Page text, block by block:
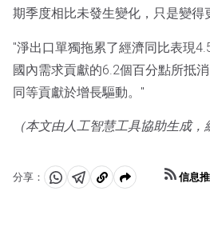
期季度相比未發生變化，只是變得
"淨出口單獨拖累了經濟同比表現
國內需求貢獻的6.2個百分點所抵
同等貢獻於增長驅動。"
（本文由人工智慧工具協助生成，
分享：
分 分 複
信息